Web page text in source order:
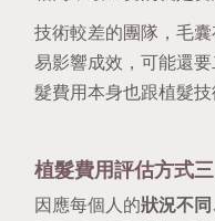
技術較差的團隊，毛
易影響成效，可能還
髮費用本身也跟植髮技
植髮費用評估方式
因應每個人的狀況不同